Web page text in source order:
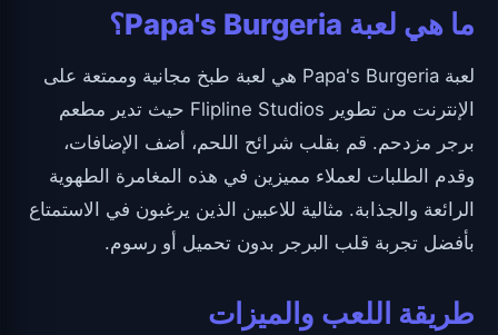
ما هي لعبة Papa's Burgeria؟
لعبة Papa's Burgeria هي لعبة طبخ مجانية وممتعة على
الإنترنت من تطوير Flipline Studios حيث تدير مطعم
برجر مزدحم. قم بقلب شرائح اللحم، أضف الإضافات،
وقدم الطلبات لعملاء مميزين في هذه المغامرة الطهوية
الرائعة والجذابة. مثالية للاعبين الذين يرغبون في الاستمتاع
بأفضل تجربة قلب البرجر بدون تحميل أو رسوم.
طريقة اللعب والميزات